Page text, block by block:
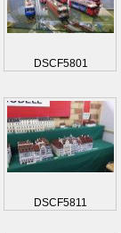
DSCF5801
DSCF5811